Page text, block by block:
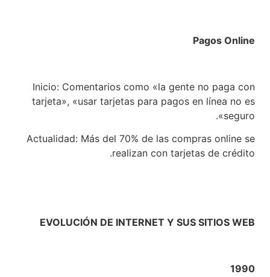
Pagos Online
Inicio: Comentarios como «la gente no paga con
tarjeta», «usar tarjetas para pagos en línea no es
seguro».
Actualidad: Más del 70% de las compras online se
realizan con tarjetas de crédito.
EVOLUCIÓN DE INTERNET Y SUS SITIOS WEB
1990